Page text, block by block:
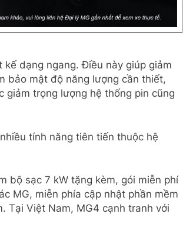
kế dạng ngang. Điều này giúp giảm
bảo mật độ năng lượng cần thiết,
giảm trọng lượng hệ thống pin cũng
tính năng tiên tiến thuộc hệ
bộ sạc 7 kW tặng kèm, gói miễn phí
MG, miễn phía cập nhật phần mềm
Tại Việt Nam, MG4 cạnh tranh với